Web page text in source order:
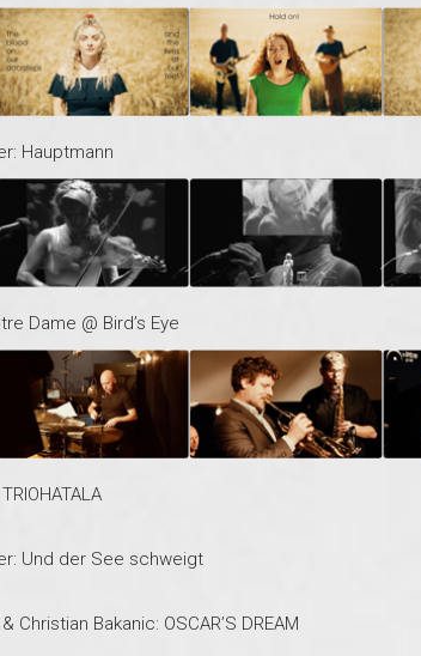
Hauptmann
Dame @ Bird’s Eye
Und der See schweigt
Christian Bakanic: OSCAR’S DREAM